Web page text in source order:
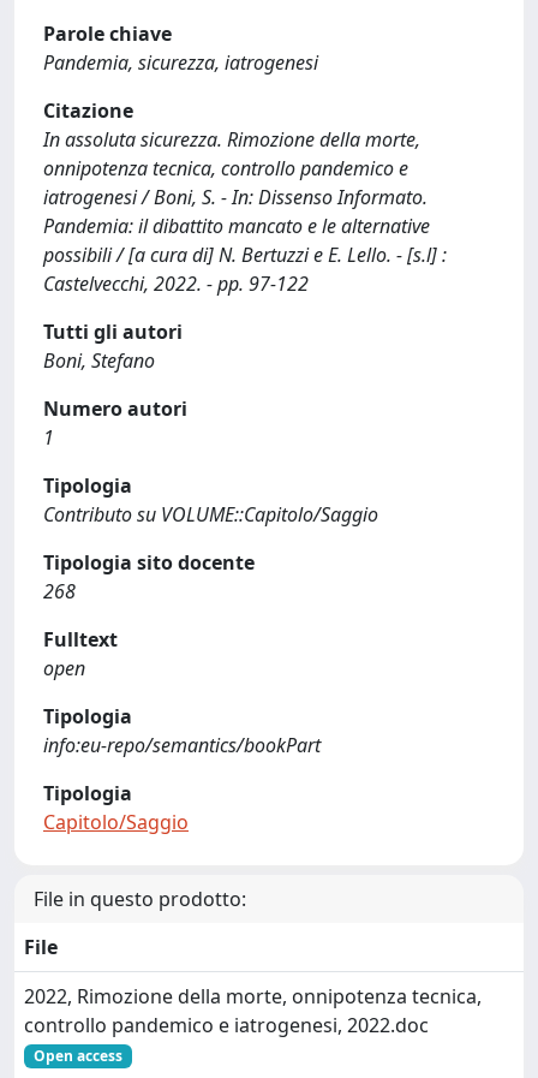
Parole chiave
Pandemia, sicurezza, iatrogenesi
Citazione
In assoluta sicurezza. Rimozione della morte,
onnipotenza tecnica, controllo pandemico e
iatrogenesi / Boni, S. - In: Dissenso Informato.
Pandemia: il dibattito mancato e le alternative
possibili / [a cura di] N. Bertuzzi e E. Lello. - [s.l] :
Castelvecchi, 2022. - pp. 97-122
Tutti gli autori
Boni, Stefano
Numero autori
1
Tipologia
Contributo su VOLUME::Capitolo/Saggio
Tipologia sito docente
268
Fulltext
open
Tipologia
info:eu-repo/semantics/bookPart
Tipologia
Capitolo/Saggio
File in questo prodotto:
File
2022, Rimozione della morte, onnipotenza tecnica,
controllo pandemico e iatrogenesi, 2022.doc
Open access